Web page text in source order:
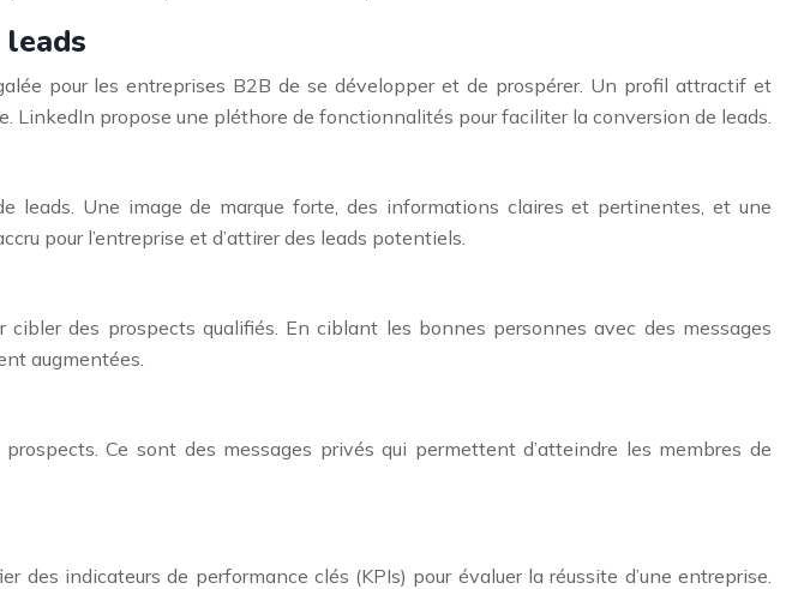
pour les entreprises B2B de se développer et de prospérer. Un profil attractif et
propose une pléthore de fonctionnalités pour faciliter la conversion de leads.
Une image de marque forte, des informations claires et pertinentes, et une
pour l’entreprise et d’attirer des leads potentiels.
des prospects qualifiés. En ciblant les bonnes personnes avec des messages
augmentées.
Ce sont des messages privés qui permettent d’atteindre les membres de
indicateurs de performance clés (KPIs) pour évaluer la réussite d’une entreprise.